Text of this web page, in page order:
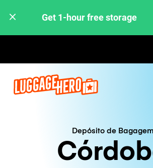
Get 1-hour free storage
Depósito de Bagagem